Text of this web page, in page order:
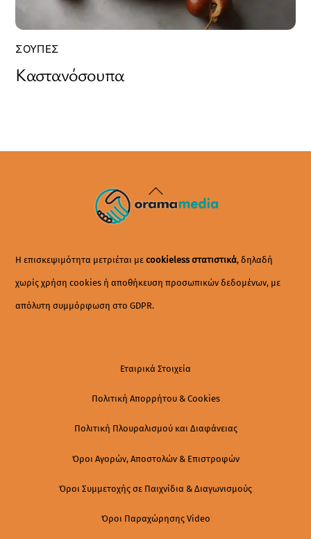
ΣΟΎΠΕΣ
Καστανόσουπα
Back
To
Η επισκεψιμότητα μετριέται μεcookieless στατιστικά, δηλαδή
χωρίς χρήση cookies ή αποθήκευση προσωπικών δεδομένων, με
απόλυτη συμμόρφωση στο GDPR.
Εταιρικά Στοιχεία
Πολιτική Απορρήτου & Cookies
Πολιτική Πλουραλισμού και Διαφάνειας
Όροι Αγορών, Αποστολών & Επιστροφών
Όροι Συμμετοχής σε Παιχνίδια & Διαγωνισμούς
Όροι Παραχώρησης Video